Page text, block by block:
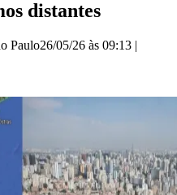
distantes
Paulo26/05/26 às 09:13 |